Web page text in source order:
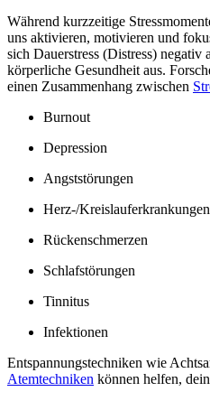
Während kurzzeitige
uns aktivieren, motivieren und
sich Dauerstress (Distress) negativ
körperliche Gesundheit aus.
einen Zusammenhang zwischen
Burnout
Depression
Angststörungen
Herz-/Kreislauferkrankungen
Rückenschmerzen
Schlafstörungen
Tinnitus
Infektionen
Entspannungstechniken wie
Atemtechniken können helfen,